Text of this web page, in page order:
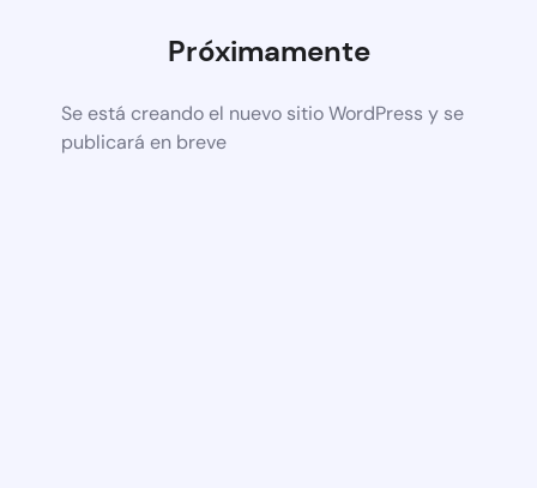
Próximamente
Se está creando el nuevo sitio WordPress y se
publicará en breve